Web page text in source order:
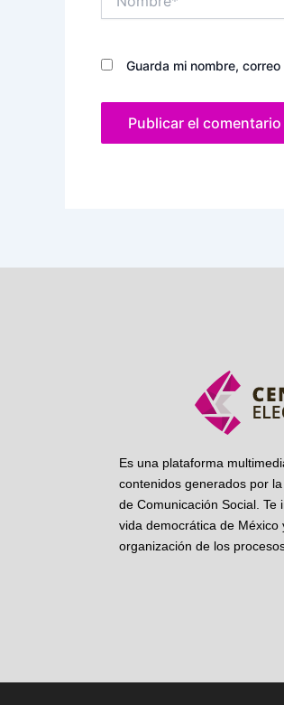
Guarda mi nombre,
Es una plataforma
contenidos generados por
de Comunicación Social. Te
vida democrática de México
organización de los